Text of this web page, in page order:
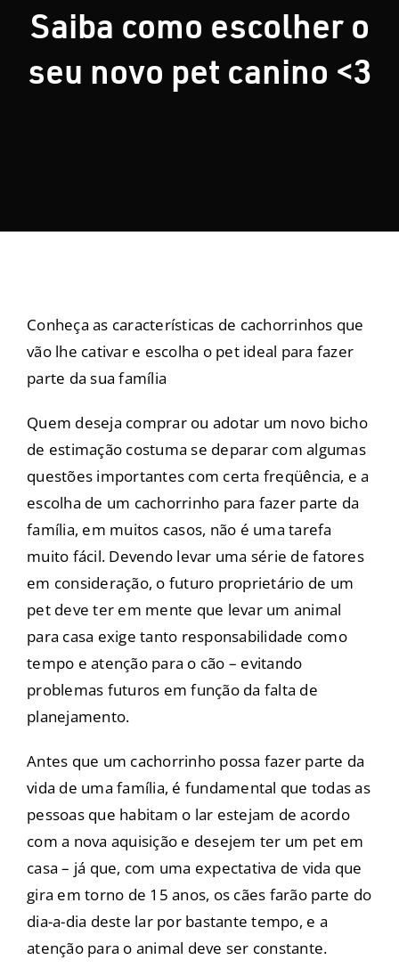
Saiba como escolher o
seu novo pet canino <3
Conheça as características de cachorrinhos que
vão lhe cativar e escolha o pet ideal para fazer
parte da sua família
Quem deseja comprar ou adotar um novo bicho
de estimação costuma se deparar com algumas
questões importantes com certa freqüência, e a
escolha de um cachorrinho para fazer parte da
família, em muitos casos, não é uma tarefa
muito fácil. Devendo levar uma série de fatores
em consideração, o futuro proprietário de um
pet deve ter em mente que levar um animal
para casa exige tanto responsabilidade como
tempo e atenção para o cão – evitando
problemas futuros em função da falta de
planejamento.
Antes que um cachorrinho possa fazer parte da
vida de uma família, é fundamental que todas as
pessoas que habitam o lar estejam de acordo
com a nova aquisição e desejem ter um pet em
casa – já que, com uma expectativa de vida que
gira em torno de 15 anos, os cães farão parte do
dia-a-dia deste lar por bastante tempo, e a
atenção para o animal deve ser constante.